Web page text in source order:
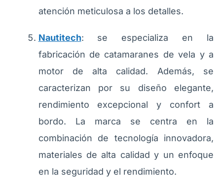
atención meticulosa a los detalles.
Nautitech: se especializa en la
fabricación de catamaranes de vela y a
motor de alta calidad. Además, se
caracterizan por su diseño elegante,
rendimiento excepcional y confort a
bordo. La marca se centra en la
combinación de tecnología innovadora,
materiales de alta calidad y un enfoque
en la seguridad y el rendimiento.